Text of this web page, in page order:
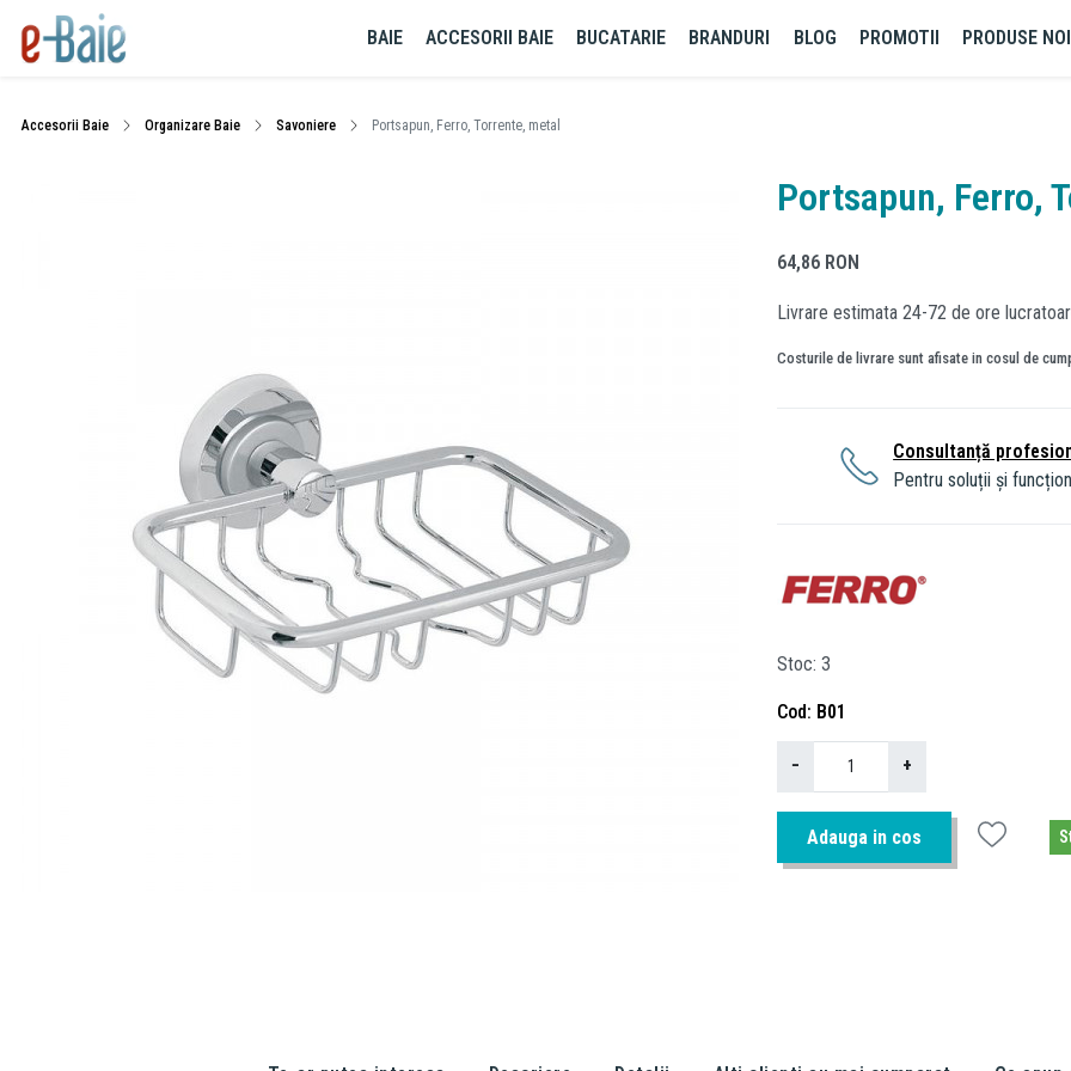
BAIE ACCESORII BAIE BUCATARIE BRANDURI BLOG PROMOTII PRODUSE NOI
Accesorii Baie Organizare Baie Savoniere Portsapun, Ferro, Torrente, metal
Portsapun, Ferro,
64,86 RON
Livrare estimata 24-72 de ore
Costurile de livrare sunt afisate in cosul de
Consultanță
Pentru soluții și
Stoc 3
Cod B01
− +
Adauga in cos